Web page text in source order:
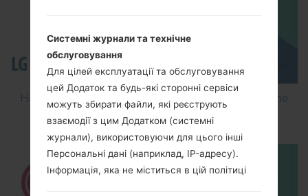
How to Flash Stock Firmware on LG Smartphone
using LG Flash Tool 2014?
Системні журнали та технічне
обслуговування
Для цілей експлуатації та обслуговування
цей Додаток та будь-які сторонні сервіси
можуть збирати файли, які реєструють
взаємодії з цим Додатком (системні
журнали), використовуючи для цього інші
Персональні дані (наприклад, IP-адресу).
Інформація, яка не міститься в цій політиці